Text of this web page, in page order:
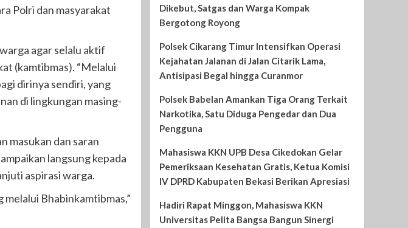
Polri dan masyarakat
agar selalu aktif
(kamtibmas). “Melalui
dirinya sendiri, yang
di lingkungan masing-
masukan dan saran
langsung kepada
aspirasi warga.
Bhabinkamtibmas,”
Dikebut, Satgas dan Warga Kompak
Bergotong Royong
Polsek Cikarang Timur Intensifkan Operasi
Kejahatan Jalanan di Jalan Citarik Lama,
Antisipasi Begal hingga Curanmor
Polsek Babelan Amankan Tiga Orang Terkait
Narkotika, Satu Diduga Pengedar dan Dua
Pengguna
Mahasiswa KKN UPB Desa Cikedokan Gelar
Pemeriksaan Kesehatan Gratis, Ketua Komisi
IV DPRD Kabupaten Bekasi Berikan Apresiasi
Hadiri Rapat Minggon, Mahasiswa KKN
Universitas Pelita Bangsa Bangun Sinergi